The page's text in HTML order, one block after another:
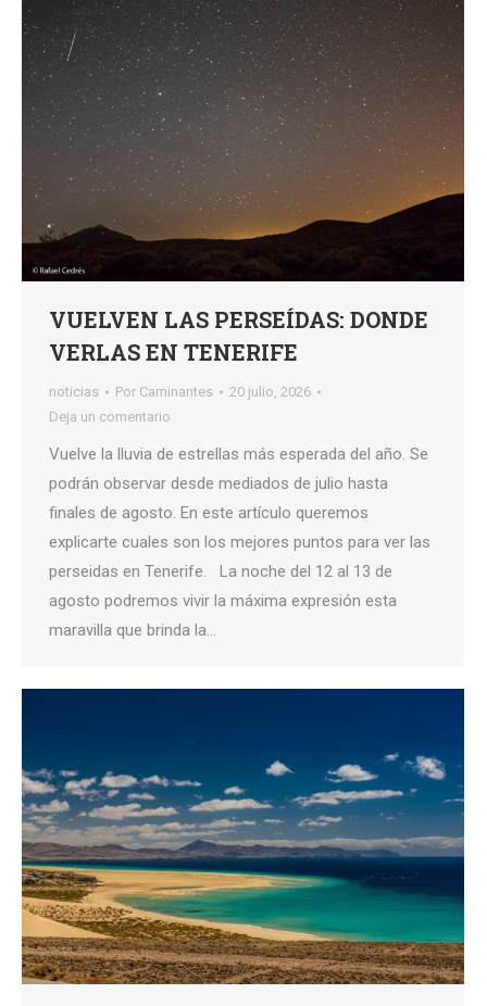
VUELVEN LAS PERSEÍDAS: DONDE
VERLAS EN TENERIFE
noticias Por Caminantes
20 julio, 2026
Deja un comentario
Vuelve la lluvia de estrellas más esperada del año. Se
podrán observar desde mediados de julio hasta
finales de agosto. En este artículo queremos
explicarte cuales son los mejores puntos para ver las
perseidas en Tenerife. La noche del 12 al 13 de
agosto podremos vivir la máxima expresión esta
maravilla que brinda la…